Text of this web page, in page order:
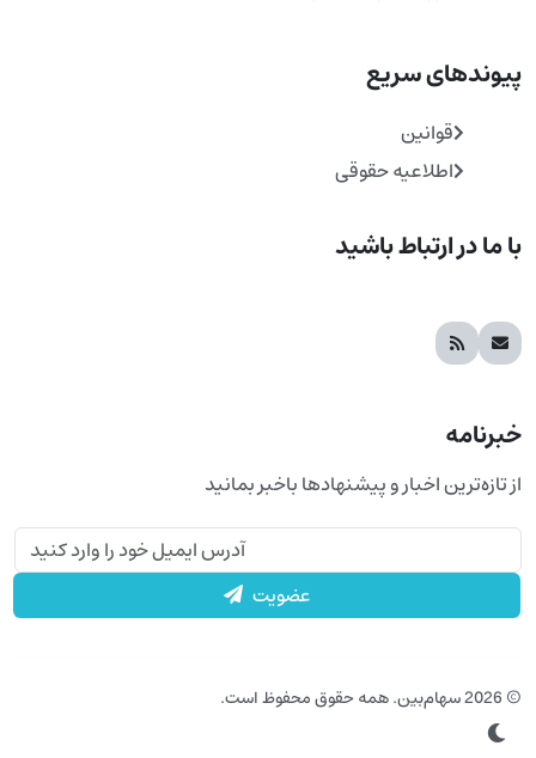
پیوندهای سریع
قوانین
اطلاعیه حقوقی
با ما در ارتباط باشید
خبرنامه
از تازه‌ترین اخبار و پیشنهادها باخبر بمانید
عضویت
© 2026 سهام‌بین. همه حقوق محفوظ است.